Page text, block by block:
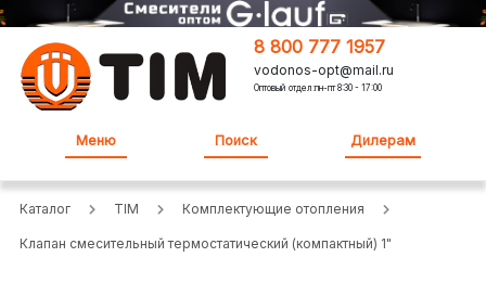
8 800 777 1957
vodonos-opt@mail.ru
Оптовый отдел:пн-пт 8:30 - 17:00
Меню Поиск Дилерам
Каталог TIM Комплектующие отопления
Клапан смесительный термостатический (компактный) 1"